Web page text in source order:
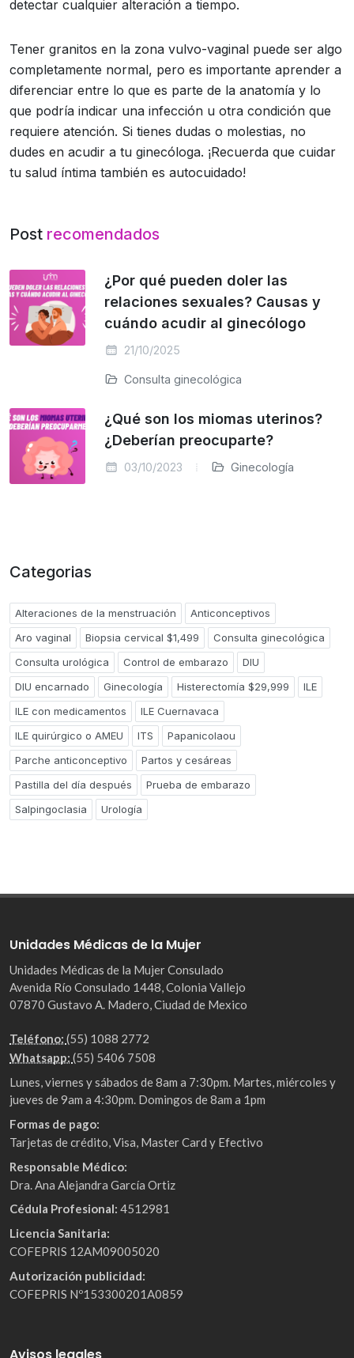
detectar cualquier alteración a tiempo.
Tener granitos en la zona vulvo-vaginal puede ser algo
completamente normal, pero es importante aprender a
diferenciar entre lo que es parte de la anatomía y lo
que podría indicar una infección u otra condición que
requiere atención. Si tienes dudas o molestias, no
dudes en acudir a tu ginecóloga. ¡Recuerda que cuidar
tu salud íntima también es autocuidado!
Post recomendados
¿Por qué pueden doler las
relaciones sexuales? Causas y
cuándo acudir al ginecólogo
21/10/2025
Consulta ginecológica
¿Qué son los miomas uterinos?
¿Deberían preocuparte?
03/10/2023 Ginecología
Categorias
Alteraciones de la menstruación
Anticonceptivos
Aro vaginal
Biopsia cervical $1,499
Consulta ginecológica
Consulta urológica
Control de embarazo
DIU
DIU encarnado
Ginecología Histerectomía $29,999
ILE
ILE con medicamentos
ILE Cuernavaca
ILE quirúrgico o AMEU
ITS
Papanicolaou
Parche anticonceptivo
Partos y cesáreas
Pastilla del día después
Prueba de embarazo
Salpingoclasia
Urología
Unidades Médicas de la Mujer
Unidades Médicas de la Mujer Consulado
Avenida Río Consulado 1448, Colonia Vallejo
07870 Gustavo A. Madero, Ciudad de Mexico
Teléfono: (55) 1088 2772
Whatsapp: (55) 5406 7508
Lunes, viernes y sábados de 8am a 7:30pm. Martes, miércoles y
jueves de 9am a 4:30pm. Domingos de 8am a 1pm
Formas de pago:
Tarjetas de crédito, Visa, Master Card y Efectivo
Responsable Médico:
Dra. Ana Alejandra García Ortiz
Cédula Profesional: 4512981
Licencia Sanitaria:
COFEPRIS 12AM09005020
Autorización publicidad:
COFEPRIS Nº153300201A0859